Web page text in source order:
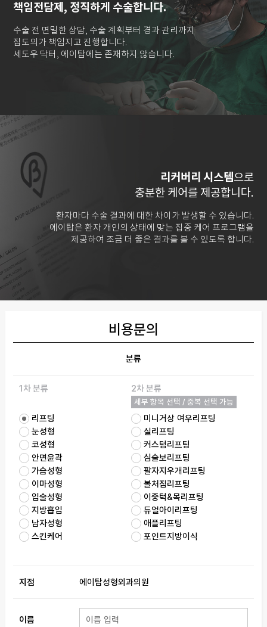
책임전담제, 정직하게 수술합니다.
수술 전 면밀한 상담, 수술 계획부터 경과 관리까지
집도의가 책임지고 진행합니다.
셰도우 닥터, 에이탑에는 존재하지 않습니다.
리커버리 시스템으로
충분한 케어를 제공합니다.
환자마다 수술 결과에 대한 차이가 발생할 수 있습니다.
에이탑은 환자 개인의 상태에 맞는 집중 케어 프로그램을
제공하여 조금 더 좋은 결과를 볼 수 있도록 합니다.
비용문의
분류
1차 분류
리프팅
눈성형
코성형
안면윤곽
가슴성형
이마성형
입술성형
지방흡입
남자성형
스킨케어
2차 분류
세부 항목 선택 / 중복 선택 가능
미니거상 여우리프팅
실리프팅
커스텀리프팅
심술보리프팅
팔자지우개리프팅
볼처짐리프팅
이중턱&목리프팅
듀얼아이리프팅
애플리프팅
포인트지방이식
지점 에이탑성형외과의원
이름